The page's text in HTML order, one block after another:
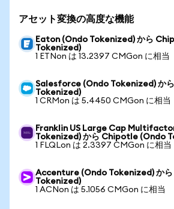
アセット変換の高度な機能
Eaton (Ondo Tokenized) から
Tokenized)
1 ETNon は 13.2397 CMGon に相当
Salesforce (Ondo Tokenized) か
Tokenized)
1 CRMon は 5.4450 CMGon に相当
Franklin US Large Cap
Tokenized) から Chipotle (Ondo
1 FLQLon は 2.3397 CMGon に相当
Accenture (Ondo Tokenized) か
Tokenized)
1 ACNon は 5.1056 CMGon に相当